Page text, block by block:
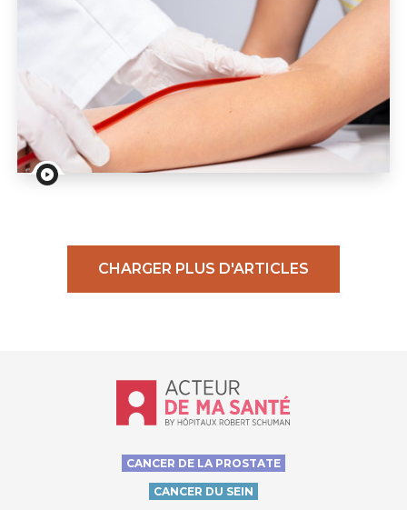
Vidéo : l'auto-dialyse
CHARGER PLUS D'ARTICLES
Accueil - Acteur de ma santé, by
CANCER DE LA PROSTATE
CANCER DU SEIN